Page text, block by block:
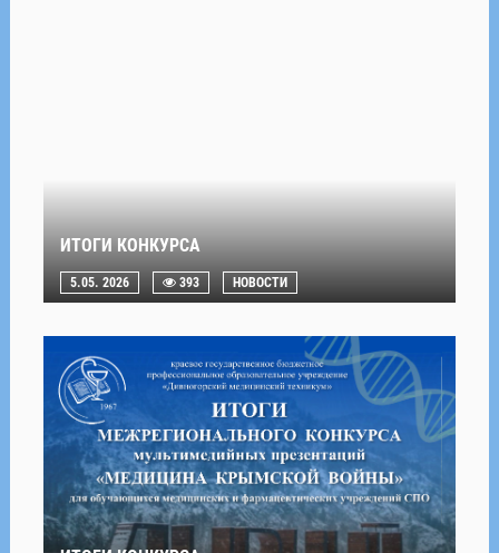
ИТОГИ КОНКУРСА
5.05. 2026 393 НОВОСТИ